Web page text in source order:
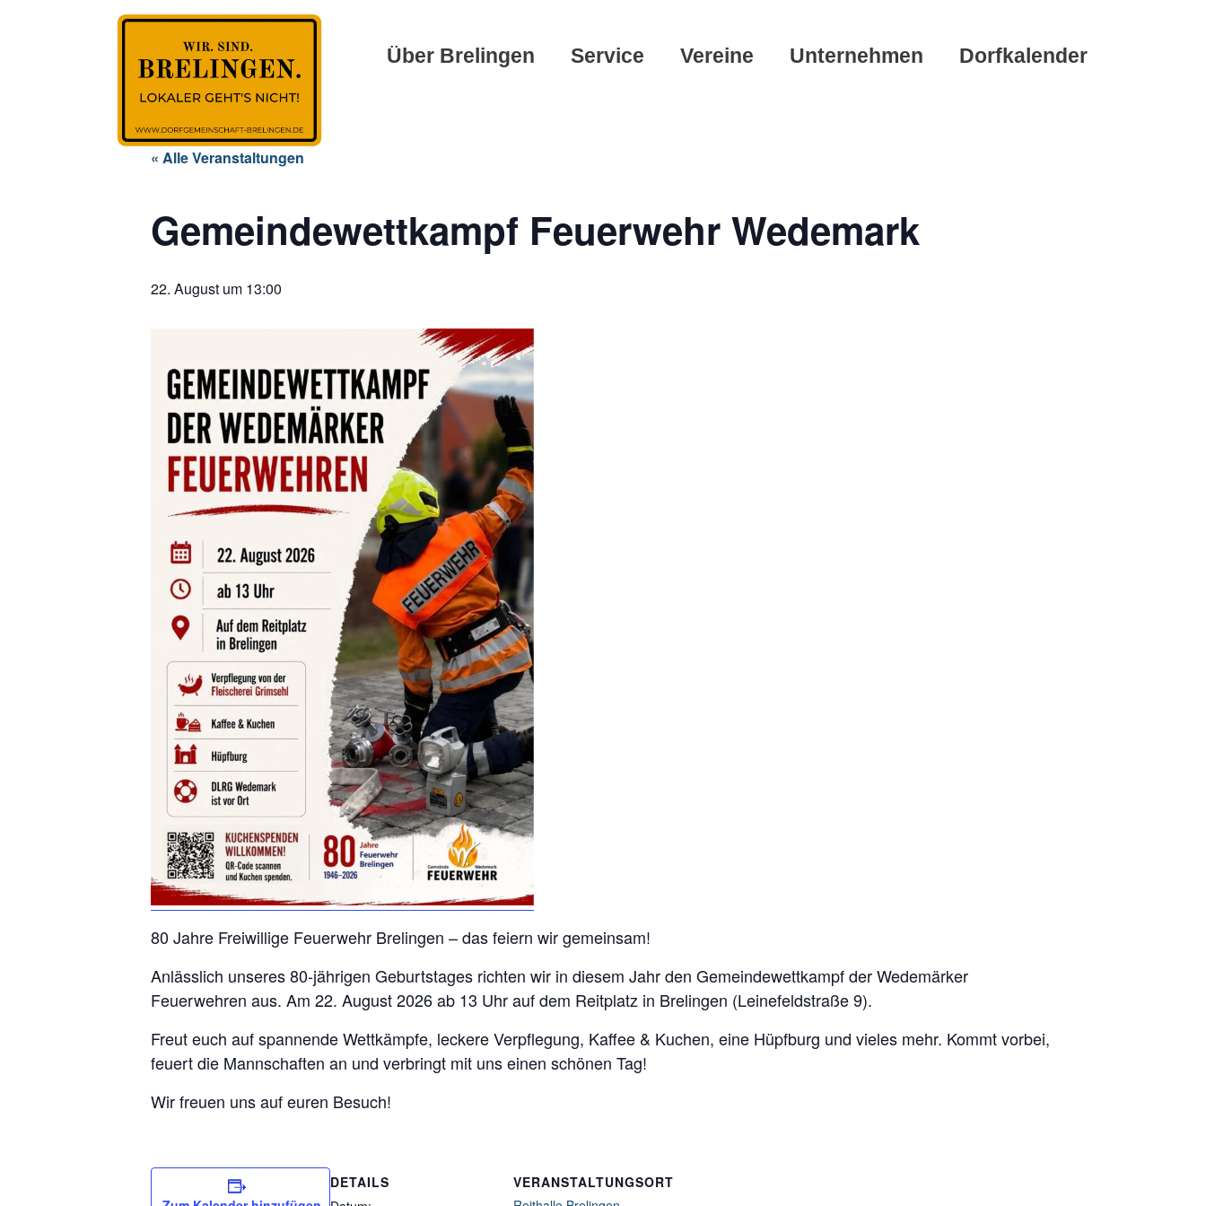
Über Brelingen Service Vereine Unternehmen Dorfkalender
« Alle Veranstaltungen
Gemeindewettkampf Feuerwehr Wedemark
22. August um 13:00
80 Jahre Freiwillige Feuerwehr Brelingen – das feiern wir gemeinsam!
Anlässlich unseres 80-jährigen Geburtstages richten wir in diesem Jahr den Gemeindewettkampf der Wedemärker
Feuerwehren aus. Am 22. August 2026 ab 13 Uhr auf dem Reitplatz in Brelingen (Leinefeldstraße 9).
Freut euch auf spannende Wettkämpfe, leckere Verpflegung, Kaffee & Kuchen, eine Hüpfburg und vieles mehr. Kommt vorbei,
feuert die Mannschaften an und verbringt mit uns einen schönen Tag!
Wir freuen uns auf euren Besuch!
DETAILS
VERANSTALTUNGSORT